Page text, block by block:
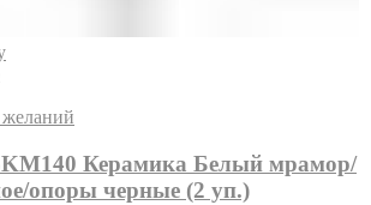
желаний
Керамика Белый мрамор/
опоры черные (2 уп.)